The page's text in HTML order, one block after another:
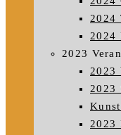
2024
2024
2023
2023
2023
2023